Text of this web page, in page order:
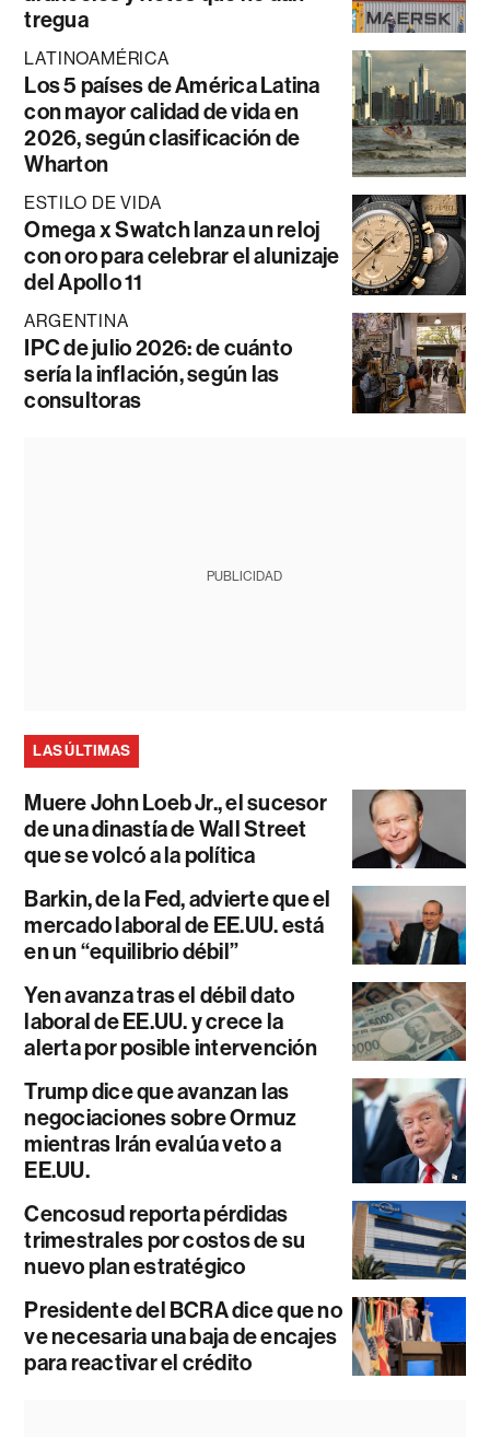
tregua
LATINOAMÉRICA
Los 5 países de América Latina
con mayor calidad de vida en
2026, según clasificación de
Wharton
ESTILO DE VIDA
Omega x Swatch lanza un reloj
con oro para celebrar el alunizaje
del Apollo 11
ARGENTINA
IPC de julio 2026: de cuánto
sería la inflación, según las
consultoras
PUBLICIDAD
LAS ÚLTIMAS
Muere John Loeb Jr., el sucesor
de una dinastía de Wall Street
que se volcó a la política
Barkin, de la Fed, advierte que el
mercado laboral de EE.UU. está
en un “equilibrio débil”
Yen avanza tras el débil dato
laboral de EE.UU. y crece la
alerta por posible intervención
Trump dice que avanzan las
negociaciones sobre Ormuz
mientras Irán evalúa veto a
EE.UU.
Cencosud reporta pérdidas
trimestrales por costos de su
nuevo plan estratégico
Presidente del BCRA dice que no
ve necesaria una baja de encajes
para reactivar el crédito